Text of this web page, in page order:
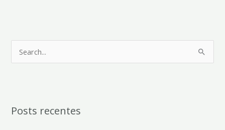
u
Posts recentes